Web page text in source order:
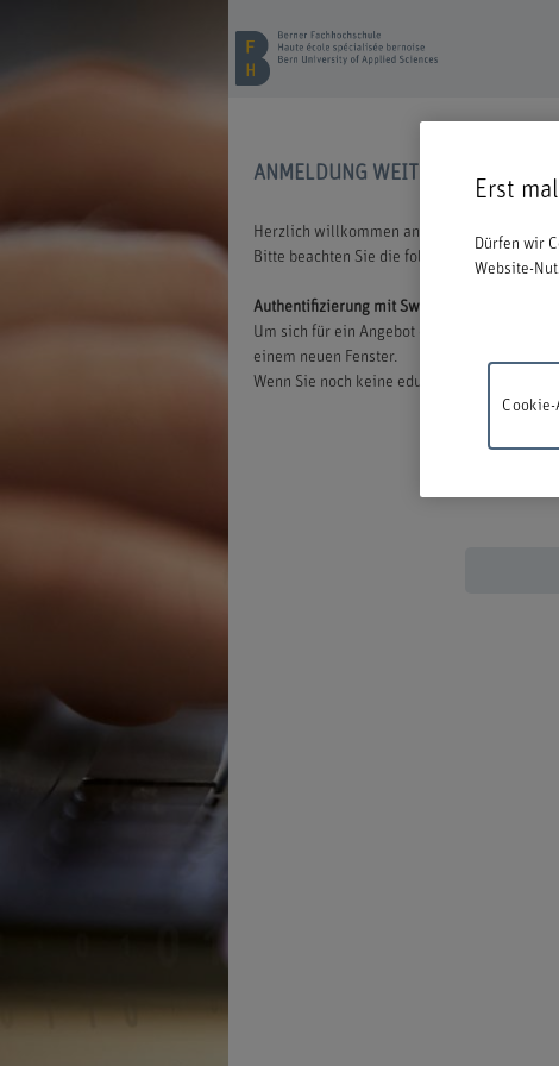
ANMELDUNG WEITERBILDUNG
Herzlich willkommen an der BFH. Wir
Bitte beachten Sie die folgenden
Authentifizierung mit Switch edu-ID
Um sich für ein Angebot der BFH anmelden
einem neuen Fenster.
Wenn Sie noch keine edu-ID besitzen,
Erst
Dürfen wir
Website-